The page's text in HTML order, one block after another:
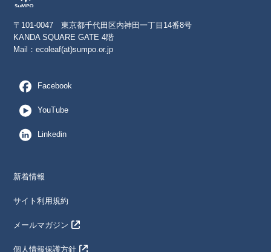
〒101-0047 東京都千代田区内神田一丁目14番8号
KANDA SQUARE GATE 4階
Mail：ecoleaf(at)sumpo.or.jp
Facebook
YouTube
Linkedin
新着情報
サイト利用規約
メールマガジン
個人情報保護方針